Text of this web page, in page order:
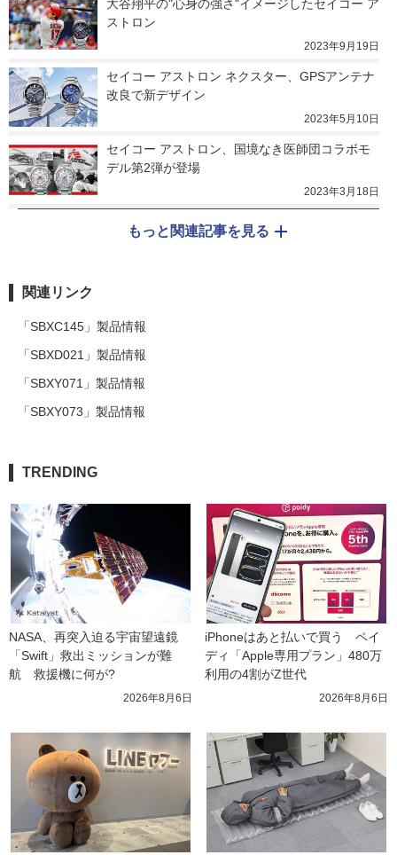
大谷翔平の"心身の強さ"イメージしたセイコー ア
ストロン
2023年9月19日
セイコー アストロン ネクスター、GPSアンテナ
改良で新デザイン
2023年5月10日
セイコー アストロン、国境なき医師団コラボモ
デル第2弾が登場
2023年3月18日
もっと関連記事を見る
関連リンク
「SBXC145」製品情報
「SBXD021」製品情報
「SBXY071」製品情報
「SBXY073」製品情報
TRENDING
NASA、再突入迫る宇宙望遠鏡
「Swift」救出ミッションが難
航　救援機に何が?
2026年8月6日
iPhoneはあと払いで買う　ペイ
ディ「Apple専用プラン」480万
利用の4割がZ世代
2026年8月6日